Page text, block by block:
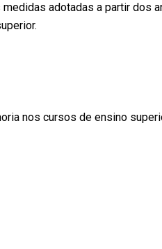
adotadas a partir dos
nos cursos de ensino